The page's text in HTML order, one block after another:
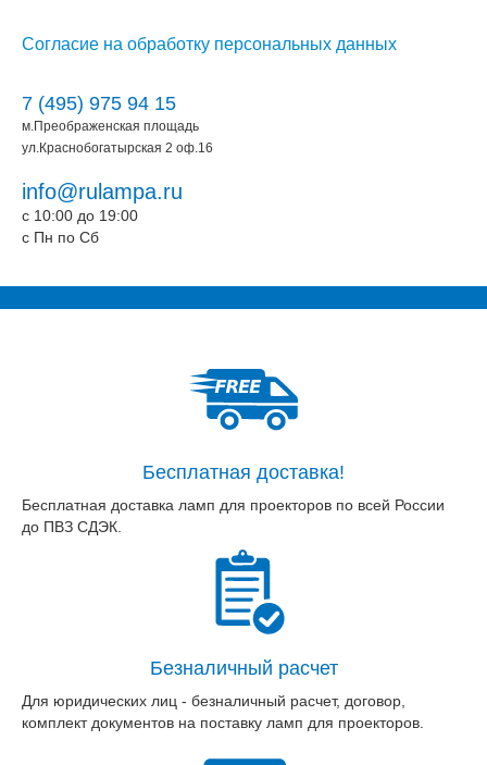
Согласие на обработку персональных данных
7 (495) 975 94 15
м.Преображенская площадь
ул.Краснобогатырская 2 оф.16
info@rulampa.ru
c 10:00 до 19:00
c Пн по Сб
Бесплатная доставка!
Бесплатная доставка ламп для проекторов по всей России
до ПВЗ СДЭК.
Безналичный расчет
Для юридических лиц - безналичный расчет, договор,
комплект документов на поставку ламп для проекторов.